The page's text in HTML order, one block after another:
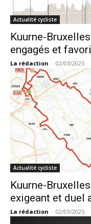
Actualité cycliste
Kuurne-
engagés et
La rédaction - 02/03/2025
Actualité cycliste
Kuurne-
exigeant et duel
La rédaction - 02/03/2025